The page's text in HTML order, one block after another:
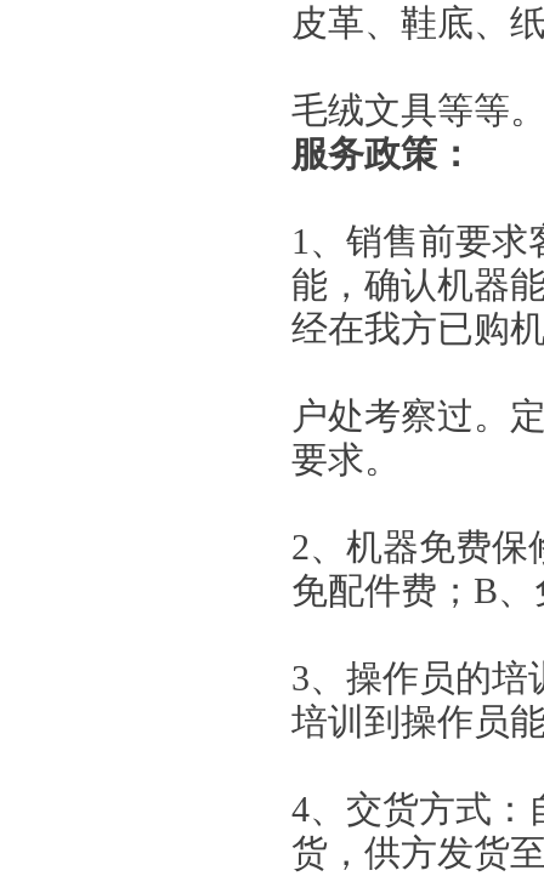
皮革、鞋底、
毛绒文具等等
服务政策：
1、销售前要求
能，确认机器
经在我方已购
户处考察过。
要求。
2、机器免费保
免配件费；B
3、操作员的培
培训到操作员
4、交货方式：
货，供方发货